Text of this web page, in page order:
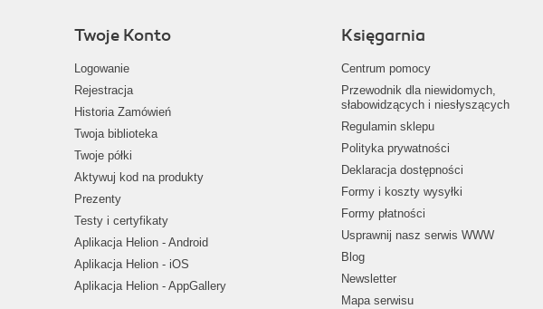
Twoje Konto
Logowanie
Rejestracja
Historia Zamówień
Twoja biblioteka
Twoje półki
Aktywuj kod na produkty
Prezenty
Testy i certyfikaty
Aplikacja Helion - Android
Aplikacja Helion - iOS
Aplikacja Helion - AppGallery
Księgarnia
Centrum pomocy
Przewodnik dla niewidomych,
słabowidzących i niesłyszących
Regulamin sklepu
Polityka prywatności
Deklaracja dostępności
Formy i koszty wysyłki
Formy płatności
Usprawnij nasz serwis WWW
Blog
Newsletter
Mapa serwisu